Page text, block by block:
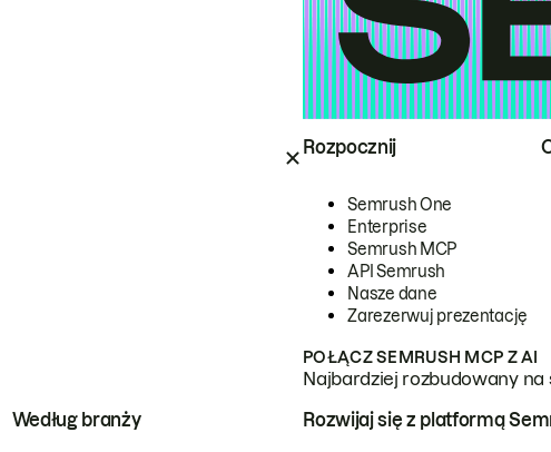
Rozpocznij
Semrush One
Enterprise
Semrush MCP
API Semrush
Nasze dane
Zarezerwuj prezentację
POŁĄCZ SEMRUSH MCP Z AI
Najbardziej rozbudowany
Według branży Rozwijaj się z platformą